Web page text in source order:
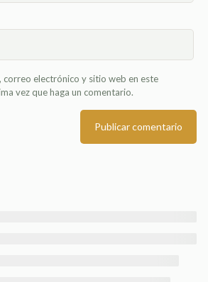
correo electrónico y sitio web en este
vez que haga un comentario.